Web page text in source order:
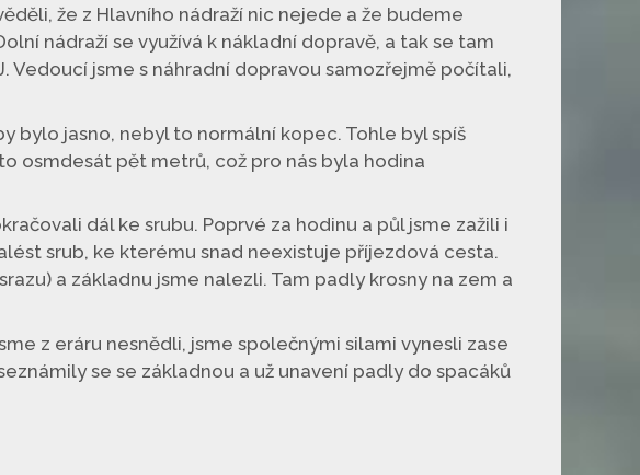
že z Hlavního nádraží nic nejede a že budeme
nádraží se využívá k nákladní dopravě, a tak se tam
Vedoucí jsme s náhradní dopravou samozřejmě počítali,
bylo jasno, nebyl to normální kopec. Tohle byl spíš
osmdesát pět metrů, což pro nás byla hodina
dál ke srubu. Poprvé za hodinu a půl jsme zažili i
srub, ke kterému snad neexistuje příjezdová cesta.
a základnu jsme nalezli. Tam padly krosny na zem a
z eráru nesnědli, jsme společnými silami vynesli zase
se se základnou a už unavení padly do spacáků